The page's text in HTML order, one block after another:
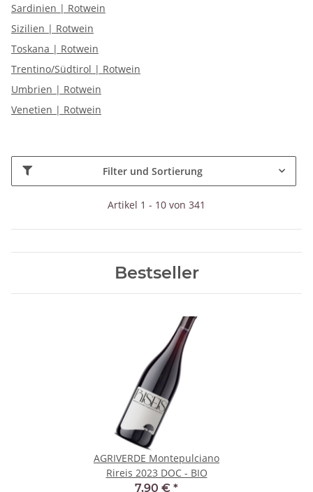
Sardinien | Rotwein
Sizilien | Rotwein
Toskana | Rotwein
Trentino/Südtirol | Rotwein
Umbrien | Rotwein
Venetien | Rotwein
Filter und Sortierung
Artikel 1 - 10 von 341
Bestseller
AGRIVERDE Montepulciano
Rireis 2023 DOC - BIO
7,90 € *